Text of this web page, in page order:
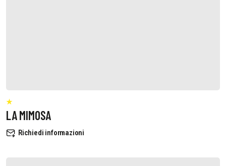
LA MIMOSA
Richiedi informazioni